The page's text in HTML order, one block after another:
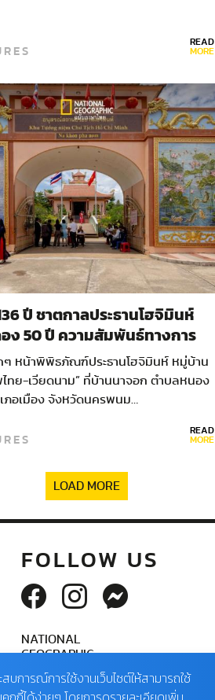
READ
MORE
ปี ชาตกาลประธานโฮจิมินห์
อง 50 ปี ความสัมพันธ์ทางการ
เวียดนาม
ๆ หน้าพิพิธภัณฑ์ประธานโฮจิมินห์ หมู่บ้าน
ทย-เวียดนาม” ที่บ้านนาจอก ตำบลหนอง
ภอเมือง จังหวัดนครพนม…
READ
MORE
LOAD MORE
FOLLOW US
NATIONAL
GEOGRAPHIC
ASIA
บการณ์การใช้งานเว็บไซต์ให้สามารถใช้